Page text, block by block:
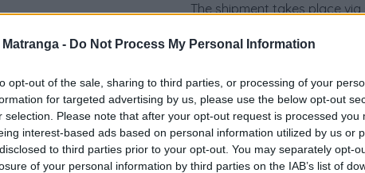
- Do Not Process My Personal Information
opt-out of the sale, sharing to third parties, or processing of your
for targeted advertising by us, please use the below opt-out
selection. Please note that after your opt-out request is processed you
interest-based ads based on personal information utilized by us or
to third parties prior to your opt-out. You may separately opt-
of your personal information by third parties on the IAB’s list of
The shipment takes place